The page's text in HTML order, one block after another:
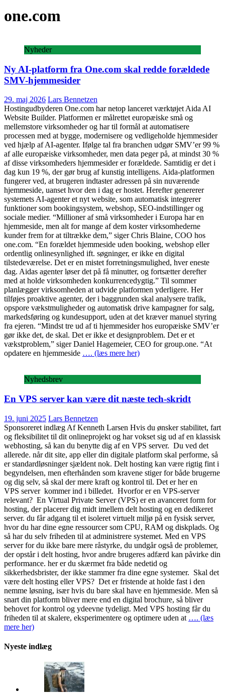
one.com
Nyheder
Ny AI-platform fra One.com skal redde forældede
SMV-hjemmesider
29. maj 2026 Lars Bennetzen
Hostingudbyderen One.com har netop lanceret værktøjet Aida AI
Website Builder. Platformen er målrettet europæiske små og
mellemstore virksomheder og har til formål at automatisere
processen med at bygge, modernisere og vedligeholde hjemmesider
ved hjælp af AI-agenter. Ifølge tal fra branchen udgør SMV’er 99 %
af alle europæiske virksomheder, men data peger på, at mindst 30 %
af disse virksomheders hjemmesider er forældede. Samtidig er det i
dag kun 19 %, der gør brug af kunstig intelligens. Aida-platformen
fungerer ved, at brugeren indtaster adressen på sin nuværende
hjemmeside, uanset hvor den i dag er hostet. Herefter genererer
systemets AI-agenter et nyt website, som automatisk integrerer
funktioner som bookingsystem, webshop, SEO-indstillinger og
sociale medier. “Millioner af små virksomheder i Europa har en
hjemmeside, men alt for mange af dem koster virksomhederne
kunder frem for at tiltrække dem,” siger Chris Blaine, COO hos
one.com. “En forældet hjemmeside uden booking, webshop eller
ordentlig onlinesynlighed ift. søgninger, er ikke en digital
tilstedeværelse. Det er en mistet forretningsmulighed, hver eneste
dag. Aidas agenter løser det på få minutter, og fortsætter derefter
med at holde virksomheden konkurrencedygtig.” Til sommer
planlægger virksomheden at udvide platformen yderligere. Her
tilføjes proaktive agenter, der i baggrunden skal analysere trafik,
opspore vækstmuligheder og automatisk drive kampagner for salg,
markedsføring og kundesupport, uden at det kræver manuel styring
fra ejeren. “Mindst tre ud af ti hjemmesider hos europæiske SMV’er
gør ikke det, de skal. Det er ikke et designproblem. Det er et
vækstproblem,” siger Daniel Hagemeier, CEO for group.one. “At
opdatere en hjemmeside …. (læs mere her)
Nyhedsbrev
En VPS server kan være dit næste tech-skridt
19. juni 2025 Lars Bennetzen
Sponsoreret indlæg Af Kenneth Larsen Hvis du ønsker stabilitet, fart
og fleksibilitet til dit onlineprojekt og har vokset sig ud af en klassisk
webhosting, så kan du benytte dig af en VPS server. Du ved det
allerede. når dit site, app eller din digitale platform skal performe, så
er standardløsninger sjældent nok. Delt hosting kan være rigtig fint i
begyndelsen, men efterhånden som kravene stiger for både brugerne
og dig selv, så skal der mere kraft og kontrol til. Det er her en
VPS server kommer ind i billedet. Hvorfor er en VPS-server
relevant? En Virtual Private Server (VPS) er en avanceret form for
hosting, der placerer dig midt imellem delt hosting og en dedikeret
server. du får adgang til et isoleret virtuelt miljø på en fysisk server,
hvor du har dine egne ressourcer som CPU, RAM og diskplads. Og
så har du selv friheden til at administrere systemet. Med en VPS
server for du ikke bare mere råstyrke, du undgår også de problemer,
der opstår i delt hosting, hvor andre brugeres adfærd kan påvirke din
performance. her er du skærmet fra både nedetid og
sikkerhedsbrister, der ikke stammer fra dine egne systemer. Skal det
være delt hosting eller VPS? Det er fristende at holde fast i den
nemme løsning, især hvis du bare skal have en hjemmeside. Men så
snart din platform bliver mere end en digital brochure, så bliver
behovet for kontrol og ydeevne tydeligt. Med VPS hosting får du
friheden til at skalere, eksperimentere og optimere uden at …. (læs
mere her)
Nyeste indlæg